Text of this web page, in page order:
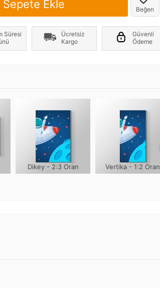
Sepete Ekle Beğen
Süresi
Ücretsiz
Kargo
Güvenli
Ödeme
Dikey - 2:3 Oran Vertika - 1:2 Oran